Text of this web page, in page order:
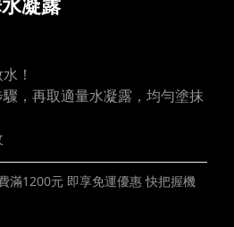
！
，再取適量水凝露，均勻塗抹
滿1200元 即享免運優惠 快把握機